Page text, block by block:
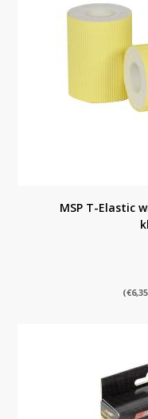
MSP T-Elastic
(€6,35